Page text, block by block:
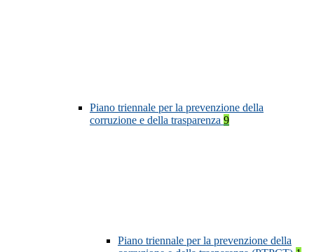
Piano triennale per la prevenzione della
corruzione e della trasparenza 9
Piano triennale per la prevenzione della